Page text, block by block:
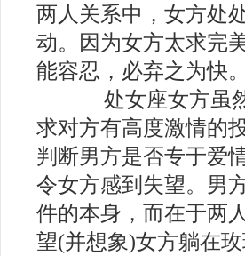
两人关系中，女方处
动。因为女方太求完
能容忍，必弃之为快。
处女座女方虽然
求对方有高度激情的
判断男方是否专于爱
令女方感到失望。男
件的本身，而在于两
望(并想象)女方躺在